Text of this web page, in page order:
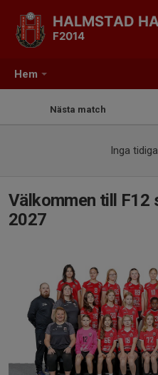
Hem
HALMSTAD
F2014
Nästa match
Inga
Välkommen till F12
2027